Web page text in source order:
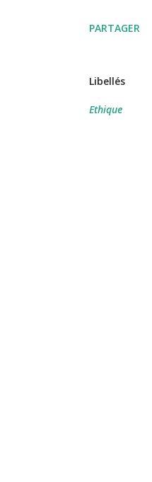
PARTAGER
Libellés
Ethique